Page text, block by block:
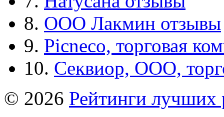
8. ООО Лакмин отзывы
9. Picneco, торговая
10. Секвиор, ООО,
© 2026 Рейтинги лучших